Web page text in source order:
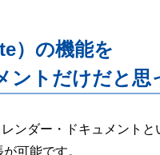
）の機能を
ントだけだと
ンダー・ドキュメントと
可能です。